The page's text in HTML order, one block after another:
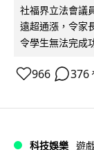
社福界立法會議
遠超通漲，令家
令學生無法完成
966 376
科技娛樂 遊